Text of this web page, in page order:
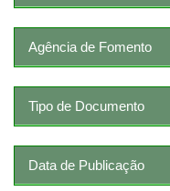
Agência de Fomento
Tipo de Documento
Data de Publicação